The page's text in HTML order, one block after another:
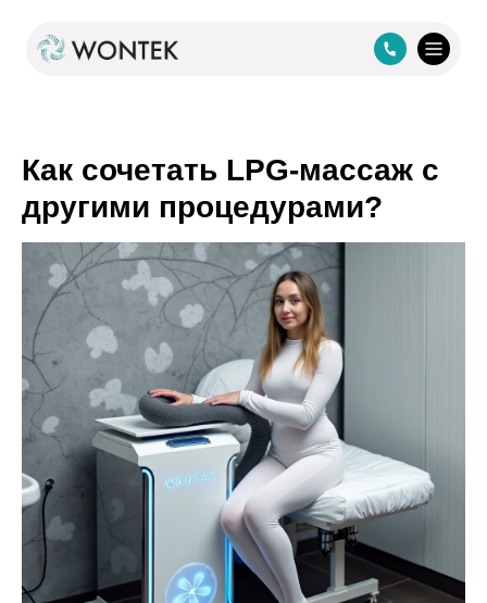
Как сочетать LPG-массаж с
другими процедурами?